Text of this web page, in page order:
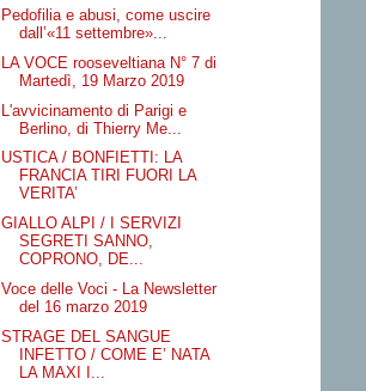
Pedofilia e abusi, come uscire
dall’«11 settembre»...
LA VOCE rooseveltiana N° 7 di
Martedì, 19 Marzo 2019
L'avvicinamento di Parigi e
Berlino, di Thierry Me...
USTICA / BONFIETTI: LA
FRANCIA TIRI FUORI LA
VERITA’
GIALLO ALPI / I SERVIZI
SEGRETI SANNO,
COPRONO, DE...
Voce delle Voci - La Newsletter
del 16 marzo 2019
STRAGE DEL SANGUE
INFETTO / COME E’ NATA
LA MAXI I...